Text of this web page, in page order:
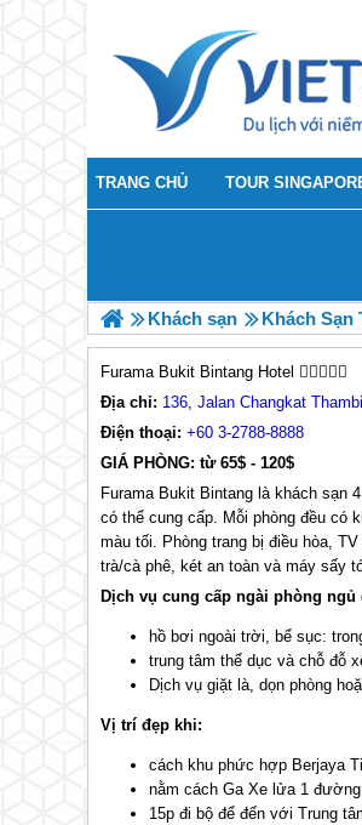
TRANG CHỦ TOUR
Khách sạn Khách Sạn
Furama Bukit Bintang Hotel
Địa chỉ: 136, Jalan Changkat
Điện thoại: +60 3-2788-8888
GIÁ PHÒNG: từ 65$ - 120$
Furama Bukit Bintang là khách sạn
có thể cung cấp. Mỗi phòng đều có
màu tối. Phòng trang bị điều hòa,
trà/cà phê, két an toàn và máy sấy
Dịch vụ cung cấp ngài phòng ngủ
hồ bơi ngoài trời, bể sục:
trung tâm thể dục và chỗ đỗ
Dịch vụ giặt là, dọn phòng
Vị trí đẹp khi:
cách khu phức hợp Berjaya
nằm cách Ga Xe lửa 1
15p đi bộ để đến với Trung